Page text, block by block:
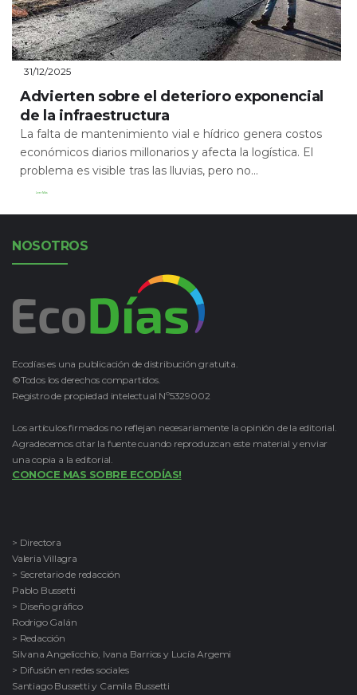
31/12/2025
Advierten sobre el deterioro exponencial
de la infraestructura
La falta de mantenimiento vial e hídrico genera costos
económicos diarios millonarios y afecta la logística. El
problema es visible tras las lluvias, pero no...
Leer Más
NOSOTROS
Ecodías es una publicación de distribución gratuita.
©Todos los derechos compartidos.
Registro de propiedad intelectual Nº5329002
Los artículos firmados no reflejan necesariamente la opinión de la editorial.
Agradecemos citar la fuente cuando reproduzcan este material y enviar
una copia a la editorial.
CONOCE MAS SOBRE ECODÍAS!
> Directora
Valeria Villagra
> Secretario de redacción
Pablo Bussetti
> Diseño gráfico
Rodrigo Galán
> Redacción
Silvana Angelicchio, Ivana Barrios y Lucía Argemi
> Difusión en redes sociales
Santiago Bussetti y Camila Bussetti